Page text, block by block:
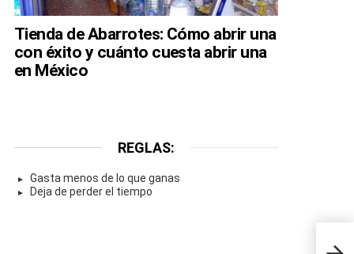
Tienda de Abarrotes: Cómo abrir una
con éxito y cuánto cuesta abrir una
en México
REGLAS:
Gasta menos de lo que ganas
Deja de perder el tiempo